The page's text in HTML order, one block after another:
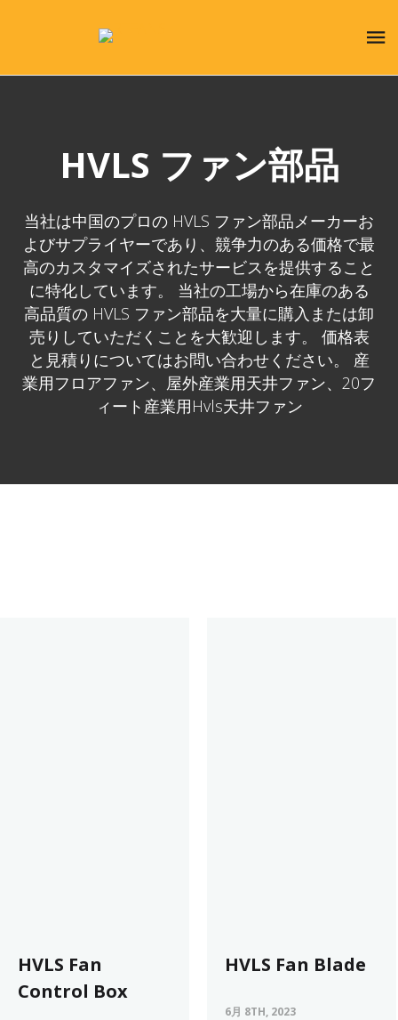
HVLS ファン部品
当社は中国のプロの HVLS ファン部品メーカーお
よびサプライヤーであり、競争力のある価格で最
高のカスタマイズされたサービスを提供すること
に特化しています。 当社の工場から在庫のある
高品質の HVLS ファン部品を大量に購入または卸
売りしていただくことを大歓迎します。 価格表
と見積りについてはお問い合わせください。 産
業用フロアファン、屋外産業用天井ファン、20フ
ィート産業用Hvls天井ファン
HVLS Fan
Control Box
HVLS Fan Blade
6月 8TH, 2023